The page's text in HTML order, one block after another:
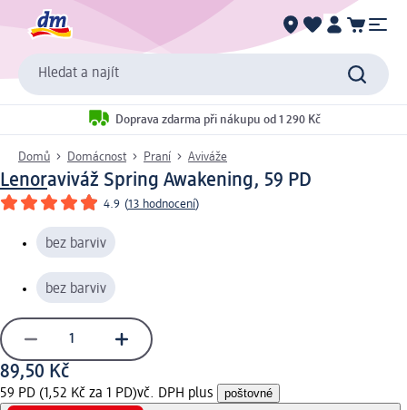
Hledat a najít
Doprava zdarma při nákupu od 1 290 Kč
Domů Domácnost Praní Aviváže
Lenoraviváž Spring Awakening, 59 PD
4.9 (13 hodnocení)
bez barviv
bez barviv
89,50 Kč
59 PD (1,52 Kč za 1 PD)vč. DPH plus poštovné